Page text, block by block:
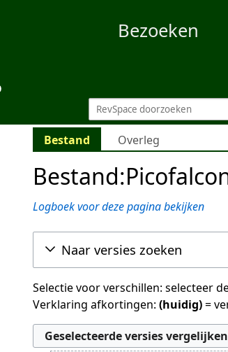
Bezoeken
Bestand Overleg
Logboek voor deze pagina bekijken
Naar versies zoeken
Selectie voor verschillen: selecteer
Verklaring afkortingen: (huidig)=